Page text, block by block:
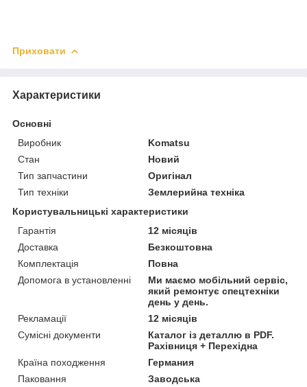
Приховати
Характеристики
Основні
Виробник
Komatsu
Стан
Новий
Тип запчастини
Оригінал
Тип техніки
Землерийна техніка
Користувальницькі характеристики
Гарантія
12 місяців
Доставка
Безкоштовна
Комплектація
Повна
Допомога в установленні
Ми маємо мобільний сервіс,
який ремонтує спецтехніки
день у день.
Рекламації
12 місяців
Сумісні документи
Каталог із деталлю в PDF.
Рахівниця + Перехідна
Країна походження
Германия
Паковання
Заводська